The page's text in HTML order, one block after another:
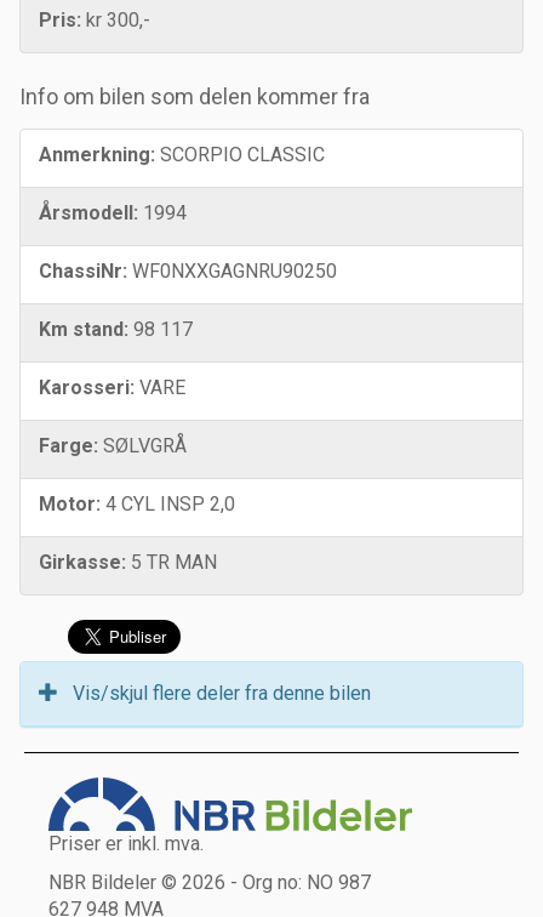
Pris: kr 300,-
Info om bilen som delen kommer fra
Anmerkning: SCORPIO CLASSIC
Årsmodell: 1994
ChassiNr: WF0NXXGAGNRU90250
Km stand: 98 117
Karosseri: VARE
Farge: SØLVGRÅ
Motor: 4 CYL INSP 2,0
Girkasse: 5 TR MAN
Vis/skjul flere deler fra denne bilen
Priser er inkl. mva.
NBR Bildeler © 2026 - Org no: NO 987
627 948 MVA